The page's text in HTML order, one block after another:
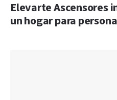
Elevarte Ascensores
un hogar para